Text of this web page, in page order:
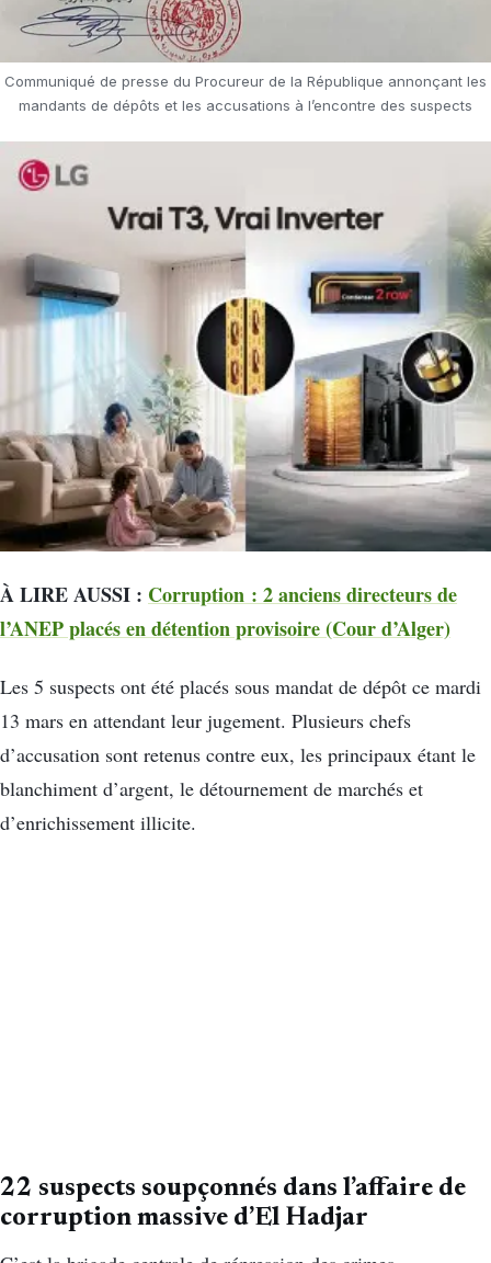
Communiqué de presse du Procureur de la République annonçant les
mandants de dépôts et les accusations à l’encontre des suspects
À LIRE AUSSI : Corruption : 2 anciens directeurs de
l’ANEP placés en détention provisoire (Cour d’Alger)
Les 5 suspects ont été placés sous mandat de dépôt ce mardi
13 mars en attendant leur jugement. Plusieurs chefs
d’accusation sont retenus contre eux, les principaux étant le
blanchiment d’argent, le détournement de marchés et
d’enrichissement illicite.
22 suspects soupçonnés dans l’affaire de
corruption massive d’El Hadjar